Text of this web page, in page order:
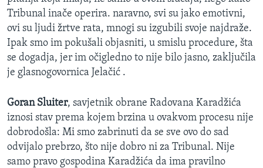
Tribunal inače operira. naravno, svi su jako emotivni,
ovi su ljudi žrtve rata, mnogi su izgubili svoje najdraže.
Ipak smo im pokušali objasniti, u smislu procedure, šta
se dogadja, jer im očigledno to nije bilo jasno, zaključila
je glasnogovornica Jelačić .
Goran Sluiter, savjetnik obrane Radovana Karadžića
iznosi stav prema kojem brzina u ovakvom procesu nije
dobrodošla: Mi smo zabrinuti da se sve ovo do sad
odvijalo prebrzo, što nije dobro ni za Tribunal. Nije
samo pravo gospodina Karadžića da ima pravilno